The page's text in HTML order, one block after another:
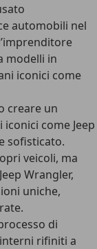
automobili nel
modelli in
iconici come
creare un
come Jeep
sofisticato.
veicoli, ma
Wrangler,
uniche,
di
rifiniti a